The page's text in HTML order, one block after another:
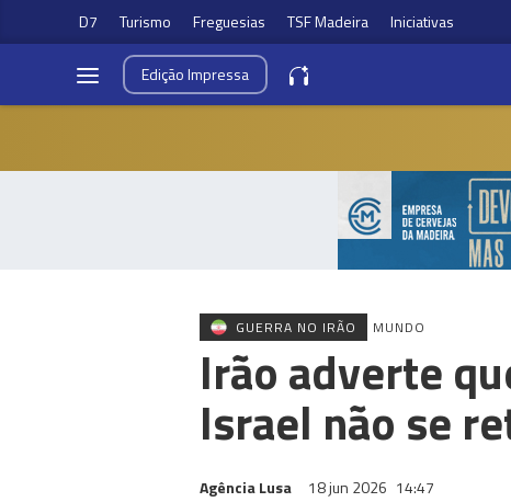
D7 Turismo Freguesias TSF Madeira Iniciativas
EdiçãoImpressa
GUERRA NO IRÃO MUNDO
Irão adverte
Israel não se
Agência Lusa 18 jun 2026 14:47